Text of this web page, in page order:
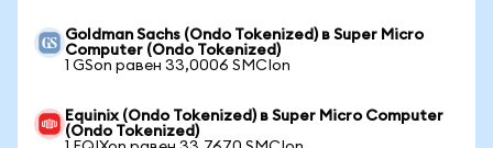
Goldman Sachs (Ondo Tokenized) в Super Micro
Computer (Ondo Tokenized)
1 GSon равен 33,0006 SMCIon
Equinix (Ondo Tokenized) в Super Micro Computer
(Ondo Tokenized)